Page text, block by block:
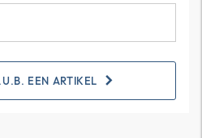
EEN ARTIKEL